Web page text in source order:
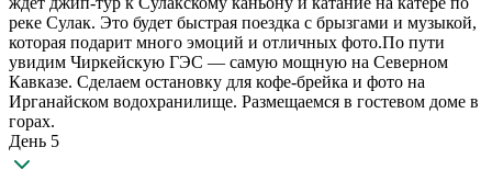
реке Сулак. Это будет быстрая поездка с брызгами и музыкой,
которая подарит много эмоций и отличных фото.По пути
увидим Чиркейскую ГЭС — самую мощную на Северном
Кавказе. Сделаем остановку для кофе-брейка и фото на
Ирганайском водохранилище. Размещаемся в гостевом доме в
горах.
День 5